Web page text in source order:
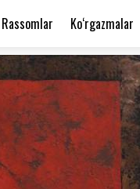
Ko‘rgazmalar
Rassomlar